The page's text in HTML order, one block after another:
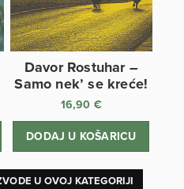
Davor Rostuhar –
Samo nek’ se kreće!
16,90 €
DODAJ U KOŠARICU
U OVOJ KATEGORIJI